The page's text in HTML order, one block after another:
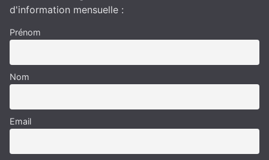
d'information mensuelle :
Prénom
Nom
Email